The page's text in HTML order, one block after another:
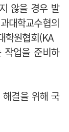
않을 경우 발
대학교수협의
학원협회(KA
작업을 준비하
결을 위해 국